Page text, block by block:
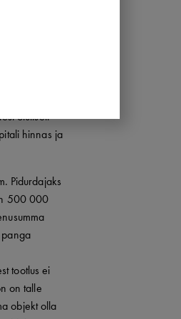
oluliselt
hinnas ja
Pidurdajaks
500 000
tootlus ei
on talle
objekt olla